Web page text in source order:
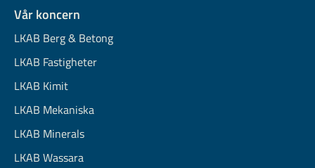
Vår koncern
LKAB Berg & Betong
LKAB Fastigheter
LKAB Kimit
LKAB Mekaniska
LKAB Minerals
LKAB Wassara